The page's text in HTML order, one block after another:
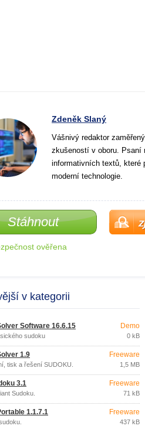
Zdeněk Slaný
Vášnivý redaktor
zkušeností v oboru. Psaní
informativních textů, které
moderní technologie.
Stáhnout
ověřena
v kategorii
Software 16.6.15
sudoku
Demo
0 kB
1.9
tisk a řešení SUDOKU.
Freeware
1,5 MB
3.1
Sudoku.
Freeware
71 kB
1.1.7.1 Freeware
437 kB